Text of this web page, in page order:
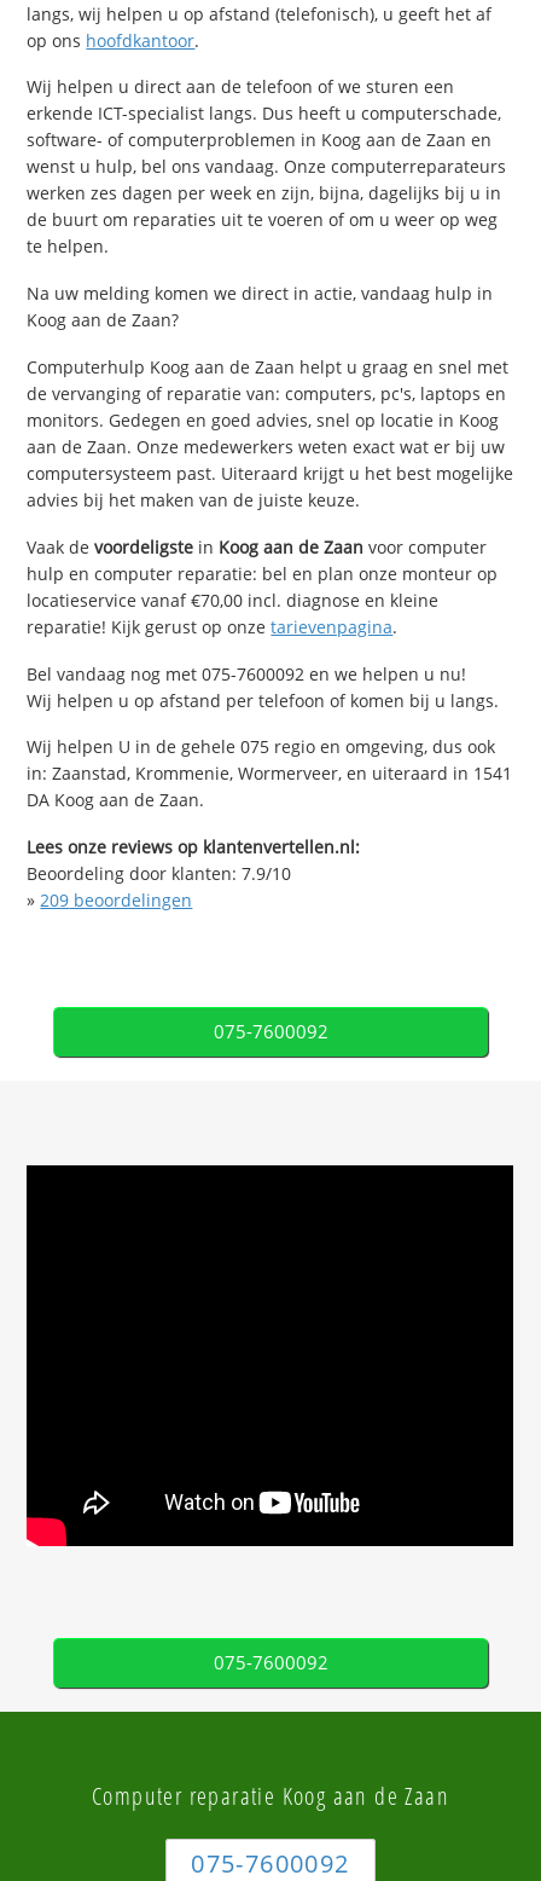
langs, wij helpen u op afstand (telefonisch), u geeft het af
op ons hoofdkantoor.
Wij helpen u direct aan de telefoon of we sturen een
erkende ICT-specialist langs. Dus heeft u computerschade,
software- of computerproblemen in Koog aan de Zaan en
wenst u hulp, bel ons vandaag. Onze computerreparateurs
werken zes dagen per week en zijn, bijna, dagelijks bij u in
de buurt om reparaties uit te voeren of om u weer op weg
te helpen.
Na uw melding komen we direct in actie, vandaag hulp in
Koog aan de Zaan?
Computerhulp Koog aan de Zaan helpt u graag en snel met
de vervanging of reparatie van: computers, pc's, laptops en
monitors. Gedegen en goed advies, snel op locatie in Koog
aan de Zaan. Onze medewerkers weten exact wat er bij uw
computersysteem past. Uiteraard krijgt u het best mogelijke
advies bij het maken van de juiste keuze.
Vaak devoordeligste in Koog aan de Zaan voor computer
hulp en computer reparatie: bel en plan onze monteur op
locatieservice vanaf €70,00 incl. diagnose en kleine
reparatie! Kijk gerust op onzetarievenpagina.
Bel vandaag nog met 075-7600092 en we helpen u nu!
Wij helpen u op afstand per telefoon of komen bij u langs.
Wij helpen U in de gehele 075 regio en omgeving, dus ook
in: Zaanstad, Krommenie, Wormerveer, en uiteraard in 1541
DA Koog aan de Zaan.
Lees onze reviews op klantenvertellen.nl:
Beoordeling door klanten:7.9/10
»209 beoordelingen
075-7600092
075-7600092
Computer reparatie Koog aan de Zaan
075-7600092